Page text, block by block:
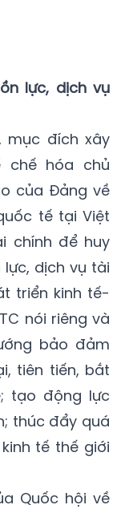
lực, dịch vụ
mục đích xây
chế hóa chủ
của Đảng về
tế tại Việt
chính để huy
dịch vụ tài
triển kinh tế-
nói riêng và
bảo đảm
tiên tiến, bắt
tạo động lực
thúc đẩy quá
tế thế giới
Quốc hội về